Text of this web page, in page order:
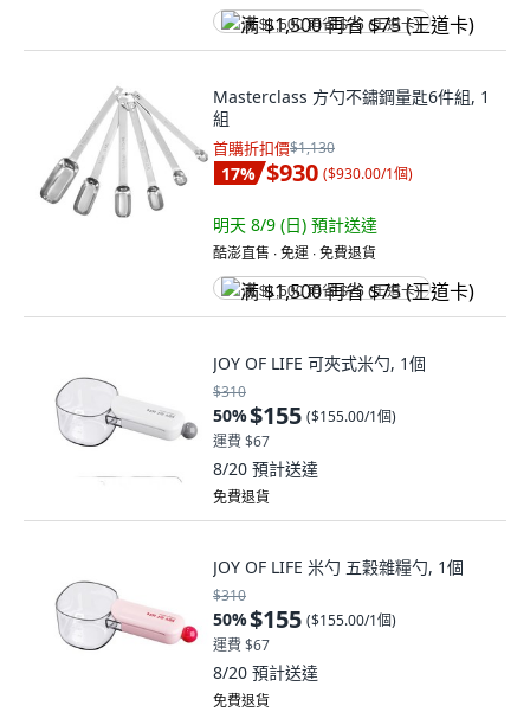
满 $1,500 再省 $75 (王道卡)
Masterclass 方勺不鏽鋼量匙6件組, 1
組
首購折扣價$1,130
17% $930 ($930.00/1個)
明天 8/9 (日) 預計送達
酷澎直售 ∙ 免運 ∙ 免費退貨
满 $1,500 再省 $75 (王道卡)
JOY OF LIFE 可夾式米勺, 1個
$310
50%$155 ($155.00/1個)
運費 $67
8/20 預計送達
免費退貨
JOY OF LIFE 米勺 五穀雜糧勺, 1個
$310
50%$155 ($155.00/1個)
運費 $67
8/20 預計送達
免費退貨